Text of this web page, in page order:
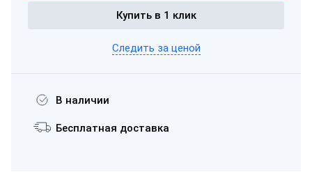
Купить в 1 клик
Следить за ценой
В наличии
Бесплатная доставка